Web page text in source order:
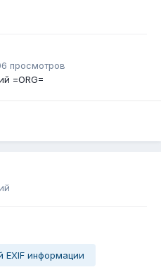
просмотров
=ORG=
EXIF информации